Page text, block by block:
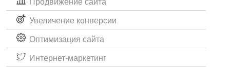
Продвижение сайта
Увеличение конверсии
Оптимизация сайта
Интернет-маркетинг